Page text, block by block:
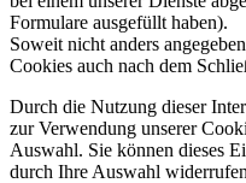
Formulare ausgefüllt haben).
Soweit nicht anders
Cookies auch nach dem
Durch die Nutzung dieser
zur Verwendung unserer
Auswahl. Sie können dieses
durch Ihre Auswahl